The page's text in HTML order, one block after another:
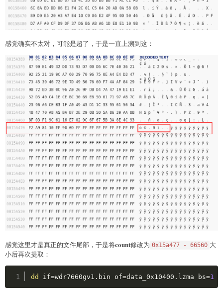
感觉确实不太对，可能是超了，于是一直上溯到这：
感觉这里才是真正的文件尾部，于是将count修改为 0x15a477 - 66560 大
小后再次提取：
dd if=wdr7660gv1.bin of=data_0x10400.lzma bs=1